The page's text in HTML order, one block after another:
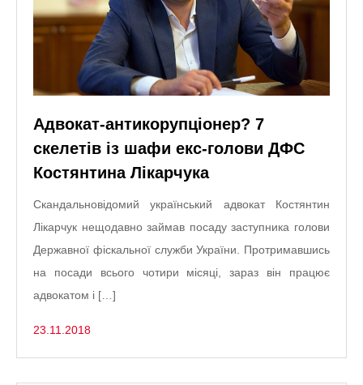
Адвокат-антикорупціонер? 7
скелетів із шафи екс-голови ДФС
Костянтина Лікарчука
Скандальновідомий український адвокат Костянтин
Лікарчук нещодавно займав посаду заступника голови
Державної фіскальної служби України. Протримавшись
на посади всього чотири місяці, зараз він працює
адвокатом і […]
23.11.2018